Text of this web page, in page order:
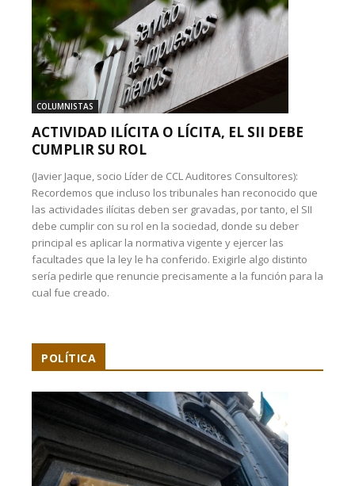
COLUMNISTAS
ACTIVIDAD ILÍCITA O LÍCITA, EL SII DEBE
CUMPLIR SU ROL
(Javier Jaque, socio Líder de CCL Auditores Consultores):
Recordemos que incluso los tribunales han reconocido que
las actividades ilícitas deben ser gravadas, por tanto, el SII
debe cumplir con su rol en la sociedad, donde su deber
principal es aplicar la normativa vigente y ejercer las
facultades que la ley le ha conferido. Exigirle algo distinto
sería pedirle que renuncie precisamente a la función para la
cual fue creado.
POLÍTICA